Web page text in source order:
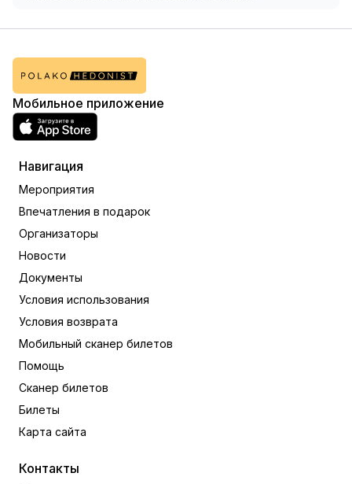
Мобильное приложение
Навигация
Мероприятия
Впечатления в подарок
Организаторы
Новости
Документы
Условия использования
Условия возврата
Мобильный сканер билетов
Помощь
Сканер билетов
Билеты
Карта сайта
Контакты